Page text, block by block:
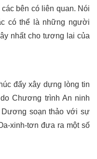
bên có liên quan. Nói
có thể là những người
nhất cho tương lai của
đẩy xây dựng lòng tin
Chương trình An ninh
soạn thảo với sự
xinh-tơn đưa ra một số